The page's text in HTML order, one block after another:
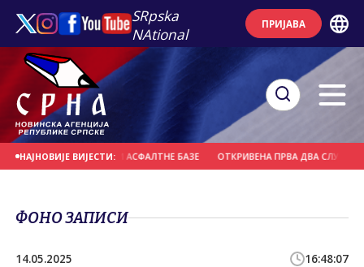
SRpska
NAtional
ПРИЈАВА
НАЈНОВИЈЕ ВИЈЕСТИ:
ПОЖАР У БЛИЗИНИ АСФАЛТНЕ БАЗЕ ОТКРИВЕНА ПРВА ДВА СЛУЧАЈА
ФОНО ЗАПИСИ
14.05.2025 16:48:07